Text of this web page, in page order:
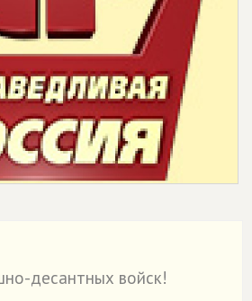
десантных войск!